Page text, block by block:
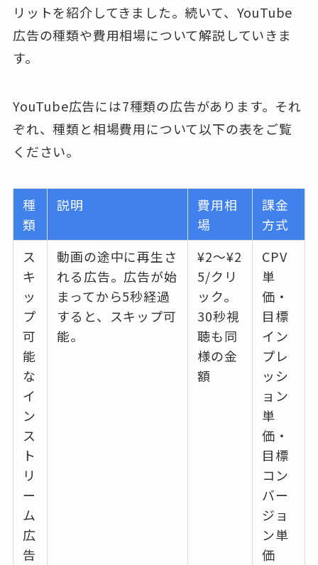
リットを紹介してきました。続いて、YouTube
広告の種類や費用相場について解説していきま
す。
YouTube広告には7種類の広告があります。それ
ぞれ、種類と相場費用について以下の表をご覧
ください。
種
類
説明
費用相
場
課金
方式
ス
キ
ッ
プ
可
能
な
イ
ン
ス
ト
リ
ー
ム
広
告
動画の途中に再生さ
れる広告。広告が始
まってから5秒経過
すると、スキップ可
能。
¥2〜¥2
5/クリ
ック。
30秒視
聴も同
様の金
額
CPV
単
価・
目標
イン
プレ
ッシ
ョン
単
価・
目標
コン
バー
ジョ
ン単
価